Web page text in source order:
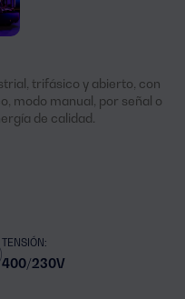
trifásico y abierto, con
modo manual, por señal o
de calidad.
TENSIÓN:
400/230V